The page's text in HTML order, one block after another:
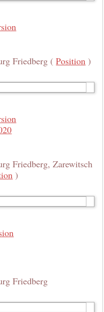
Friedberg (Position )
Friedberg, Zarewitsch
)
Friedberg